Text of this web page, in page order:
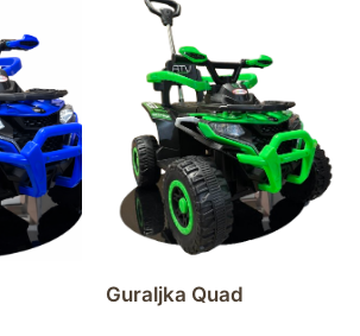
Guraljka Quad